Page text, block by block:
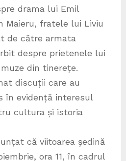
drama lui Emil
Maieru, fratele lui Liviu
de către armata
despre prietenele lui
din tinerețe.
discuții care au
în evidență interesul
cultura și istoria
că viitoarea ședină
ora 11, în cadrul